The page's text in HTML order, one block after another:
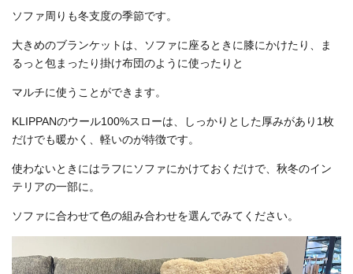
ソファ周りも冬支度の季節です。
大きめのブランケットは、ソファに座るときに膝にかけたり、ま
るっと包まったり掛け布団のように使ったりと
マルチに使うことができます。
KLIPPANのウール100%スローは、しっかりとした厚みがあり1枚
だけでも暖かく、軽いのが特徴です。
使わないときにはラフにソファにかけておくだけで、秋冬のイン
テリアの一部に。
ソファに合わせて色の組み合わせを選んでみてください。